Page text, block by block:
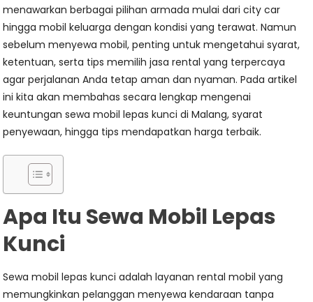
menawarkan berbagai pilihan armada mulai dari city car
hingga mobil keluarga dengan kondisi yang terawat. Namun
sebelum menyewa mobil, penting untuk mengetahui syarat,
ketentuan, serta tips memilih jasa rental yang terpercaya
agar perjalanan Anda tetap aman dan nyaman. Pada artikel
ini kita akan membahas secara lengkap mengenai
keuntungan sewa mobil lepas kunci di Malang, syarat
penyewaan, hingga tips mendapatkan harga terbaik.
Apa Itu Sewa Mobil Lepas
Kunci
Sewa mobil lepas kunci adalah layanan rental mobil yang
memungkinkan pelanggan menyewa kendaraan tanpa